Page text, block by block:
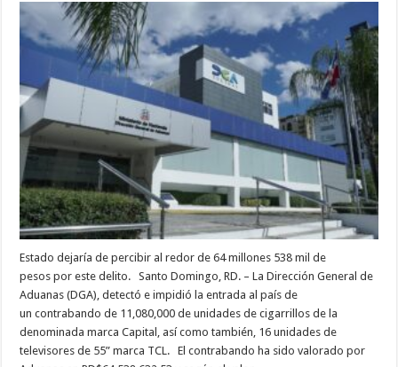
detiene
contrabando
millonario
de
cigarrillos
y
televisores
en
el
AILA
Estado dejaría de percibir al redor de 64 millones 538 mil de
pesos por este delito. Santo Domingo, RD. – La Dirección General de
Aduanas (DGA), detectó e impidió la entrada al país de
un contrabando de 11,080,000 de unidades de cigarrillos de la
denominada marca Capital, así como también, 16 unidades de
televisores de 55” marca TCL. El contrabando ha sido valorado por